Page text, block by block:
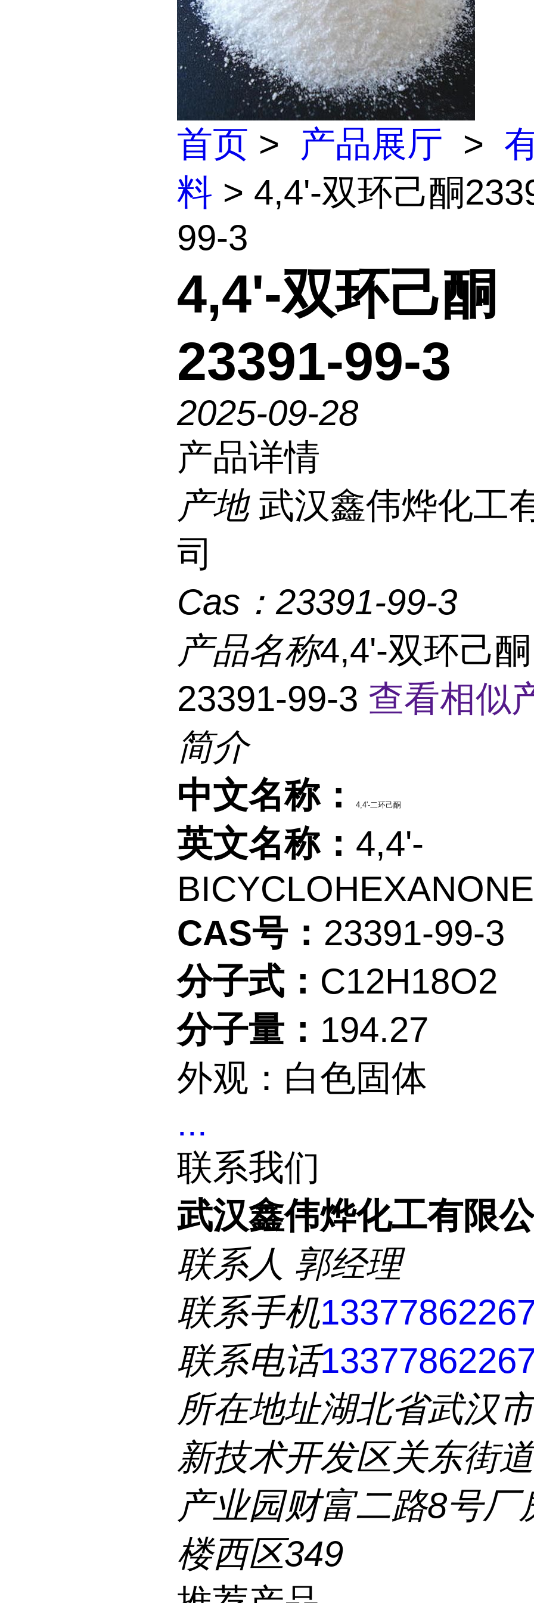
首页 > 产品展厅 >
料 > 4,4'-双环己酮
99-3
4,4'-双环己酮
23391-99-3
2025-09-28
产品详情
产地 武汉鑫伟烨化工
司
Cas： 23391-99-3
产品名称4,4'-双环己酮
23391-99-3 查看相似
简介
中文名称：
4,4'-二环己酮
英文名称： 4,4'-
BICYCLOHEXANONE
CAS号： 23391-99-3
分子式： C12H18O2
分子量： 194.27
外观：白色固体
...
联系我们
武汉鑫伟烨化工有限
联系人 郭经理
联系手机
联系电话
所在地址湖北省武汉
新技术开发区关东街
产业园财富二路8号厂
楼西区349